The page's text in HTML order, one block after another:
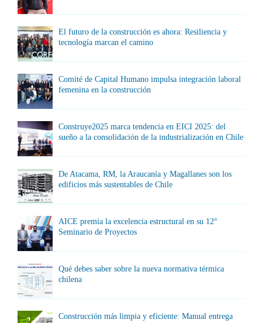
El futuro de la construcción es ahora: Resiliencia y
tecnología marcan el camino
Comité de Capital Humano impulsa integración laboral
femenina en la construcción
Construye2025 marca tendencia en EICI 2025: del
sueño a la consolidación de la industrialización en Chile
De Atacama, RM, la Araucanía y Magallanes son los
edificios más sustentables de Chile
AICE premia la excelencia estructural en su 12°
Seminario de Proyectos
Qué debes saber sobre la nueva normativa térmica
chilena
Construcción más limpia y eficiente: Manual entrega